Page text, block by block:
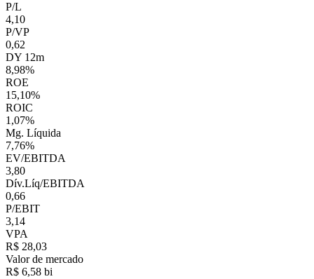
P/L
4,10
P/VP
0,62
DY 12m
8,98%
ROE
15,10%
ROIC
1,07%
Mg. Líquida
7,76%
EV/EBITDA
3,80
Dív.Líq/EBITDA
0,66
P/EBIT
3,14
VPA
R$ 28,03
Valor de mercado
R$ 6,58 bi